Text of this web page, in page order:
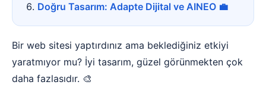
Doğru Tasarım: Adapte Dijital ve AINEO 💼
Bir web sitesi yaptırdınız ama beklediğiniz etkiyi
yaratmıyor mu? İyi tasarım, güzel görünmekten çok
daha fazlasıdır. 🎨